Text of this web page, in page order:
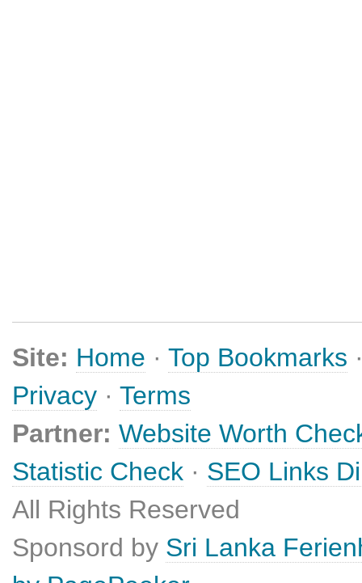
Site: Home · Top Bookmarks
Privacy · Terms
Partner: Website Worth
Statistic Check · SEO Links
All Rights Reserved
Sponsord by Sri Lanka